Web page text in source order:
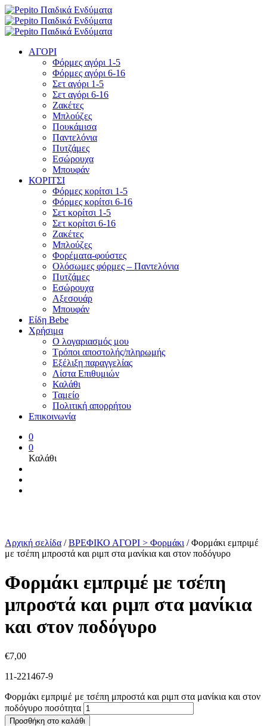
ΑΓΟΡΙ
Φόρμες αγόρι 1-5
Φόρμες αγόρι 6-16
Σετ αγόρι 1-5
Σετ αγόρι 6-16
Ζακέτες
Μπλούζες
Πουκάμισα
Παντελόνια
Πυτζάμες
Εσώρουχα
Μπουφάν
ΚΟΡΙΤΣΙ
Φόρμες κορίτσι 1-5
Φόρμες κορίτσι 6-16
Σετ κορίτσι 1-5
Σετ κορίτσι 6-16
Ζακέτες
Μπλούζες
Φορέματα-φούστες
Ολόσωμες φόρμες – Παντελόνια
Πυτζάμες
Εσώρουχα
Αξεσουάρ
Μπουφάν
Είδη Bebe
Χρήσιμα
Ο λογαριασμός μου
Τρόποι αποστολής/πληρωμής
Εξέλιξη παραγγελίας
Λίστα Επιθυμιών
Καλάθι
Ταμείο
Πολιτική απορρήτου
Επικοινωνία
0
0
Καλάθι
Αρχική σελίδα / ΒΡΕΦΙΚΟ ΑΓΟΡΙ > Φορμάκι /Φορμάκι εμπριμέ
με τσέπη μπροστά και ριμπ στα μανίκια και στον ποδόγυρο
Φορμάκι εμπριμέ με τσέπη
μπροστά και ριμπ στα μανίκια
και στον ποδόγυρο
€7,00
11-221467-9
Φορμάκι εμπριμέ με τσέπη μπροστά και ριμπ στα μανίκια και στον
ποδόγυρο ποσότητα
Προσθήκη στο καλάθι